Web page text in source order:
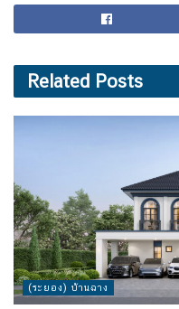
Related Posts
(ระยอง) บ้านฉาง